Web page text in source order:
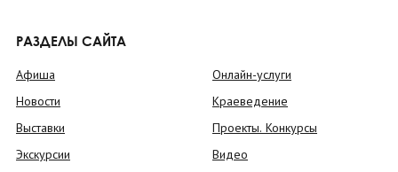
РАЗДЕЛЫ САЙТА
Афиша
Новости
Выставки
Экскурсии
Онлайн-услуги
Краеведение
Проекты. Конкурсы
Видео